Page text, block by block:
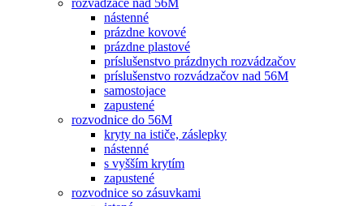
rozvádzače nad 56M
nástenné
prázdne kovové
prázdne plastové
príslušenstvo prázdnych rozvádzačov
príslušenstvo rozvádzačov nad 56M
samostojace
zapustené
rozvodnice do 56M
kryty na ističe, záslepky
nástenné
s vyšším krytím
zapustené
rozvodnice so zásuvkami